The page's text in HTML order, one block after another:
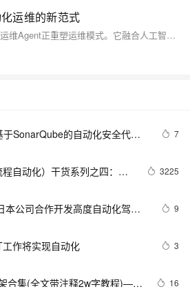
运维的新范式
在数字化转型浪潮中，智能运维Agent正重塑运维模式。它融合人工智能与自动化技术，实现从被动响应到主动预防的转变。本文详解其四大核心功能：系统监控、故障诊断、容量规划与安全响应，探讨如何构建高效、可靠的自动化运维体系，助力企业实现7×24小时无人值守运维，推动运维效率与智能化水平全面提升。
SonarQube的自动化安全代码
7
自动化）干货系列之四：阿
3225
本公司合作开发高度自动化驾驶
9
作将实现自动化 3
合集(全文带注释2w字教程)——
16